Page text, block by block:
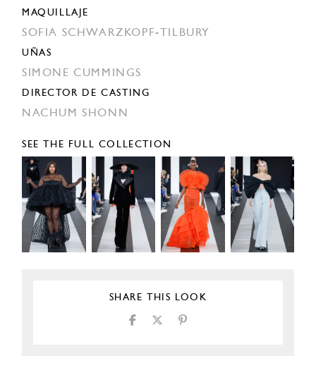
MAQUILLAJE
SOFIA SCHWARZKOPF-TILBURY
UÑAS
SIMONE CUMMINGS
DIRECTOR DE CASTING
NACHUM SHONN
SEE THE FULL COLLECTION
SHARE THIS LOOK